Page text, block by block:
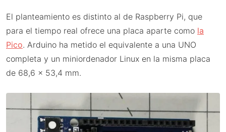
El planteamiento es distinto al de Raspberry Pi, que
para el tiempo real ofrece una placa aparte como la
Pico. Arduino ha metido el equivalente a una UNO
completa y un miniordenador Linux en la misma placa
de 68,6 x 53,4 mm.